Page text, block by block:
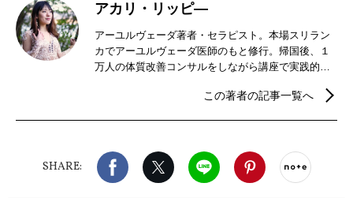
アカリ・リッピ―
アーユルヴェーダ著者・セラピスト。本場スリラン
カでアーユルヴェーダ医師のもと修行。帰国後、１
万人の体質改善コンサルをしながら講座で実践的な
が教える、せかいいち心地よいこころとからだの磨
発信。
この著者の記事一覧へ
SHARE:
Facebook X（旧twitter）
LINE Pinterest